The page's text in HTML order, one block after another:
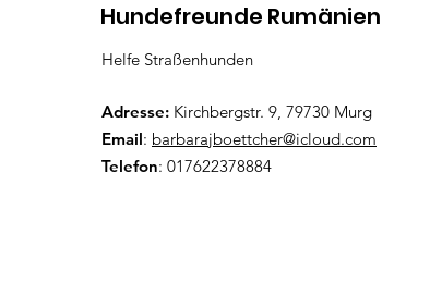
Lenny
Hundefreunde Rumänien
Helfe Straßenhunden
Adresse: Kirchbergstr. 9, 79730 Murg
Email: barbarajboettcher@icloud.com
Telefon: 017622378884